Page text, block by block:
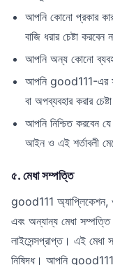
আপনি কোনো প্রকার
বাজি ধরার চেষ্টা করবেন
আপনি অন্য কোনো
আপনি good111-এর
বা অপব্যবহার করার
আপনি নিশ্চিত করবেন
আইন ও এই শর্তাবলী
৫. মেধা সম্পত্তি
good111 অ্যাপ্লিকেশন,
এবং অন্যান্য মেধা সম্পত্তি
লাইসেন্সপ্রাপ্ত। এই মেধা
নিষিদ্ধ। আপনি